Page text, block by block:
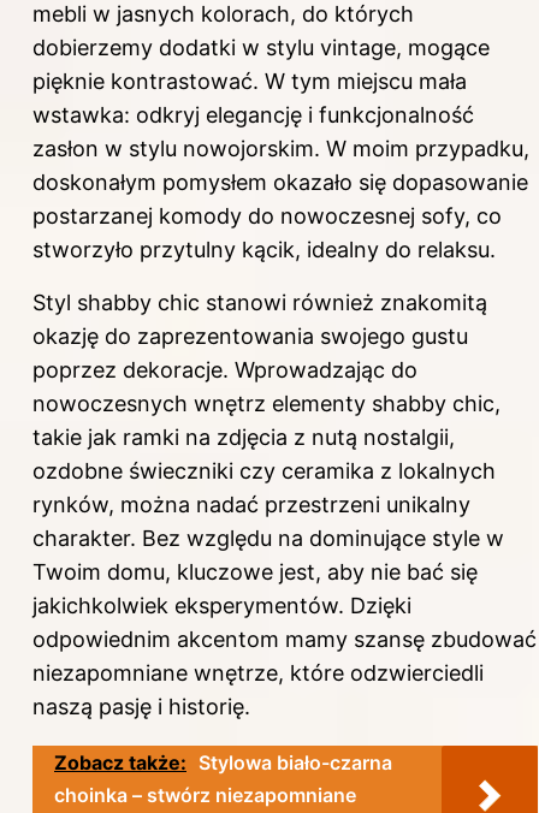
mebli w jasnych kolorach, do których
dobierzemy dodatki w stylu vintage, mogące
pięknie kontrastować. W tym miejscu mała
wstawka: odkryj elegancję i funkcjonalność
zasłon w stylu nowojorskim. W moim przypadku,
doskonałym pomysłem okazało się dopasowanie
postarzanej komody do nowoczesnej sofy, co
stworzyło przytulny kącik, idealny do relaksu.
Styl shabby chic stanowi również znakomitą
okazję do zaprezentowania swojego gustu
poprzez dekoracje. Wprowadzając do
nowoczesnych wnętrz elementy shabby chic,
takie jak ramki na zdjęcia z nutą nostalgii,
ozdobne świeczniki czy ceramika z lokalnych
rynków, można nadać przestrzeni unikalny
charakter. Bez względu na dominujące style w
Twoim domu, kluczowe jest, aby nie bać się
jakichkolwiek eksperymentów. Dzięki
odpowiednim akcentom mamy szansę zbudować
niezapomniane wnętrze, które odzwierciedli
naszą pasję i historię.
Zobacz także: Stylowa biało-czarna
choinka – stwórz niezapomniane